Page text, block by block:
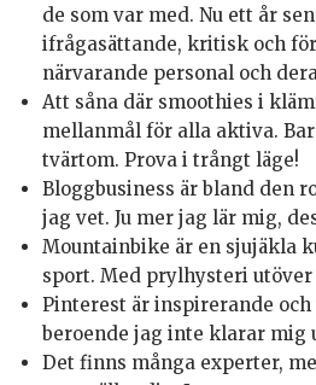
de som var med. Nu ett år
ifrågasättande, kritisk och
närvarande personal och
Att såna där smoothies i
mellanmål för alla aktiva.
tvärtom. Prova i trångt läge!
Bloggbusiness är bland den
jag vet. Ju mer jag lär mig,
Mountainbike är en sjujäkla
sport. Med prylhysteri
Pinterest är inspirerande
beroende jag inte klarar mig
Det finns många experter,